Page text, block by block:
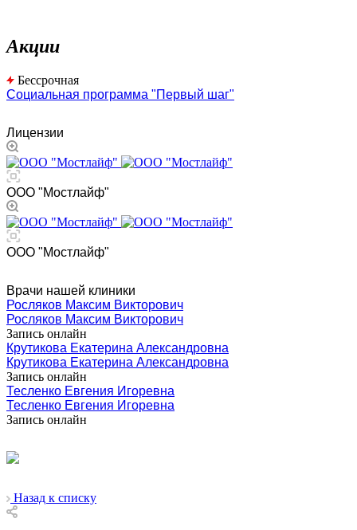
Акции
Бессрочная
Социальная программа "Первый шаг"
Лицензии
ООО "Мостлайф"
ООО "Мостлайф"
Врачи нашей клиники
Росляков Максим Викторович
Росляков Максим Викторович
Запись онлайн
Крутикова Екатерина Александровна
Крутикова Екатерина Александровна
Запись онлайн
Тесленко Евгения Игоревна
Тесленко Евгения Игоревна
Запись онлайн
Назад к списку